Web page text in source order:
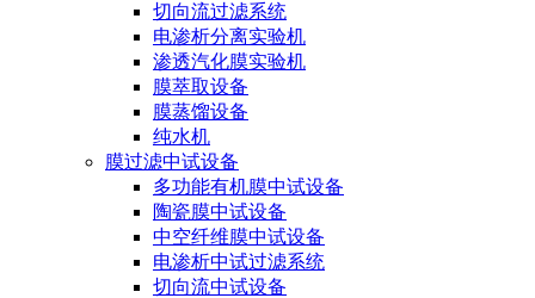
切向流过滤系统
电渗析分离实验机
渗透汽化膜实验机
膜萃取设备
膜蒸馏设备
纯水机
膜过滤中试设备
多功能有机膜中试设备
陶瓷膜中试设备
中空纤维膜中试设备
电渗析中试过滤系统
切向流中试设备